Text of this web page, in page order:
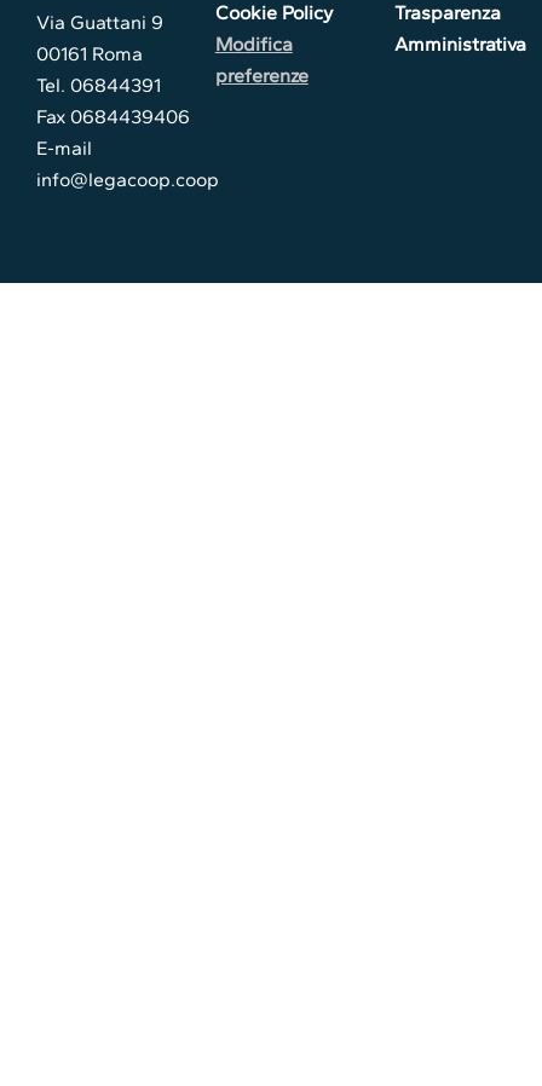
Via Guattani 9
00161 Roma
Tel. 06844391
Fax 0684439406
E-mail
info@legacoop.coop
Cookie Policy
Modifica
preferenze
Trasparenza
Amministrativa